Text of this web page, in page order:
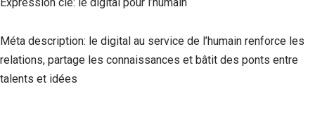
Méta description: le digital au service de l’humain renforce les
relations, partage les connaissances et bâtit des ponts entre
talents et idées